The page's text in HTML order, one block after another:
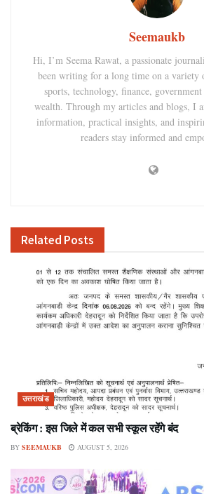
Seemaukb
Hi, I’m Seema Rawat, a passionate
been writing for a long time on a variety
sports, technology, finance,
wealth. Through my articles and blogs, I
information, practical insights, and
readers stay informed and
Related Posts
उत्तराखंड
ब्रेकिंग : इस जिले में कल सभी स्कूल रहेंगे बंद
BY SEEMAUKB AUGUST 5, 2026